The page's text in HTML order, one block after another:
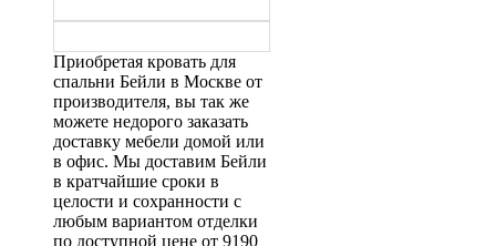
Приобретая кровать для
спальни Бейли в Москве от
производителя, вы так же
можете недорого заказать
доставку мебели домой или
в офис. Мы доставим Бейли
в кратчайшие сроки в
целости и сохранности с
любым вариантом отделки
по доступной цене от 9190